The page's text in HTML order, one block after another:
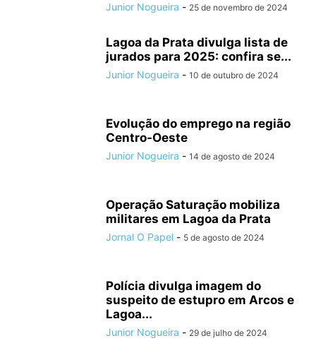
Junior Nogueira - 25 de novembro de 2024
Lagoa da Prata divulga lista de
jurados para 2025: confira se...
Junior Nogueira - 10 de outubro de 2024
Evolução do emprego na região
Centro-Oeste
Junior Nogueira - 14 de agosto de 2024
Operação Saturação mobiliza
militares em Lagoa da Prata
Jornal O Papel - 5 de agosto de 2024
Polícia divulga imagem do
suspeito de estupro em Arcos e
Lagoa...
Junior Nogueira - 29 de julho de 2024